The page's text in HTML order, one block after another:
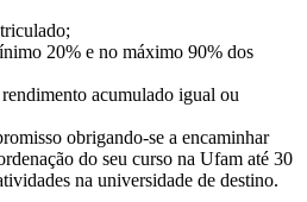
20% e no máximo 90% dos
acumulado igual ou
obrigando-se a encaminhar
do seu curso na Ufam até 30
na universidade de destino.